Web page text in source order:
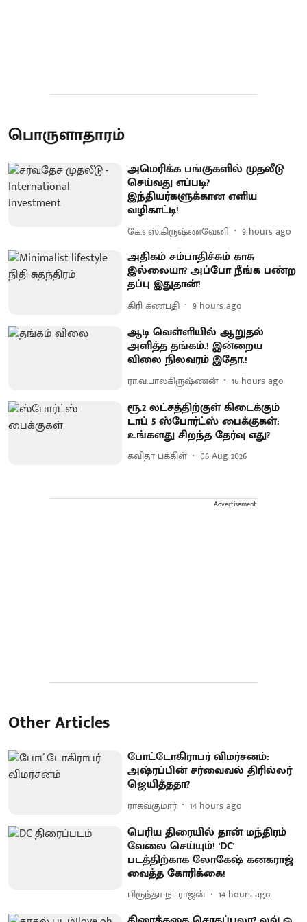
பொருளாதாரம்
அமெரிக்க பங்குகளில் முதலீடு
செய்வது எப்படி?
இந்தியர்களுக்கான எளிய
வழிகாட்டி!
கே.எஸ்.கிருஷ்ணவேனி 9 hours ago
அதிகம் சம்பாதிச்சும் காசு
இல்லையா? அப்போ நீங்க பண்ற
தப்பு இதுதான்!
கிரி கணபதி 9 hours ago
ஆடி வெள்ளியில் ஆறுதல்
அளித்த தங்கம்.! இன்றைய
விலை நிலவரம் இதோ.!
ரா.வ.பாலகிருஷ்ணன் 16 hours ago
ரூ.2 லட்சத்திற்குள் கிடைக்கும்
டாப் 5 ஸ்போர்ட்ஸ் பைக்குகள்:
உங்களது சிறந்த தேர்வு எது?
கவிதா பக்கிள் 06 Aug 2026
Advertisement
Other Articles
போட்டோகிராபர் விமர்சனம்:
அஷ்ரப்பின் சர்வைவல் திரில்லர்
ஜெயித்ததா?
ராகவ்குமார் 14 hours ago
பெரிய திரையில் தான் மந்திரம்
வேலை செய்யும்! 'DC'
படத்திற்காக லோகேஷ் கனகராஜ்
வைத்த கோரிக்கை!
பிருந்தா நடராஜன் 14 hours ago